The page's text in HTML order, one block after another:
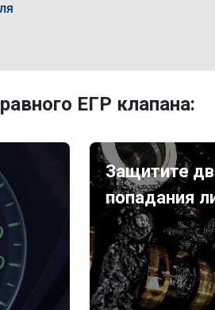
ЕГР клапана:
Защитите
попадания